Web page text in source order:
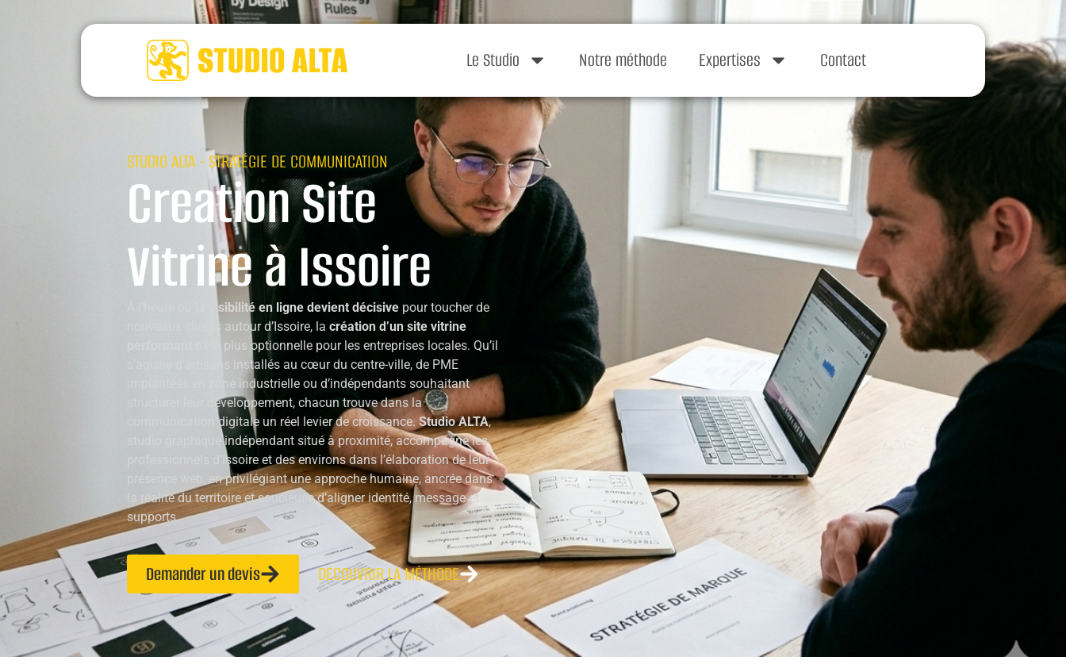
Le Studio Notre méthode Expertises Contact
STUDIO ALTA - STRATÉGIE DE COMMUNICATION
Creation Site
Vitrine à Issoire
la visibilité en ligne devient décisive pour toucher de
nouveaux clients autour d’Issoire, la création d’un site vitrine
n’est plus optionnelle pour les entreprises locales. Qu’il
s’agisse d’artisans installés au cœur du centre-ville, de PME
implantées en zone industrielle ou d’indépendants souhaitant
structurer leur développement, chacun trouve dans la
communication digitale un réel levier de croissance. Studio ALTA,
studio graphique indépendant situé à proximité, accompagne les
professionnels d’Issoire et des environs dans l’élaboration de leur
présence web, en privilégiant une approche humaine, ancrée dans
la réalité du territoire et soucieuse d’aligner identité, message et
supports.
Demander un devis DÉCOUVRIR LA MÉTHODE